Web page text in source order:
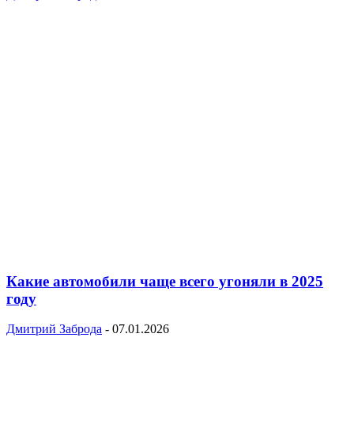
Какие автомобили чаще всего угоняли в 2025
году
Дмитрий Заброда - 07.01.2026